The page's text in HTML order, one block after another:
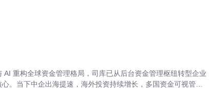
AI 重构全球资金管理格局，司库已从后台资金管理枢纽转型企业
。当下中企出海提速，海外投资持续增长，多国资金可视管